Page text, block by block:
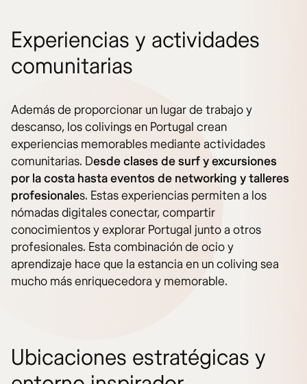
Experiencias y actividades
comunitarias
Además de proporcionar un lugar de trabajo y
descanso, los colivings en Portugal crean
experiencias memorables mediante actividades
comunitarias. Desde clases de surf y excursiones
por la costa hasta eventos de networking y talleres
profesionales. Estas experiencias permiten a los
nómadas digitales conectar, compartir
conocimientos y explorar Portugal junto a otros
profesionales. Esta combinación de ocio y
aprendizaje hace que la estancia en un coliving sea
mucho más enriquecedora y memorable.
Ubicaciones estratégicas y